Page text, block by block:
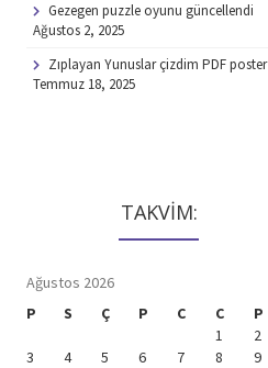
Gezegen puzzle oyunu güncellendi
Ağustos 2, 2025
Zıplayan Yunuslar çizdim PDF poster
Temmuz 18, 2025
TAKVİM:
Ağustos 2026
P
S Ç P C C
P
1
2
3
4 5 6 7 8
9